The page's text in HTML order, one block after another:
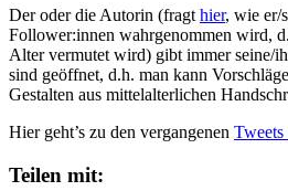
Der oder die Autorin (fragt hier, wie er/
Follower:innen wahrgenommen wird,
Alter vermutet wird) gibt immer seine/
sind geöffnet, d.h. man kann
Gestalten aus mittelalterlichen
Hier geht’s zu den vergangenen Tweets
Teilen mit: